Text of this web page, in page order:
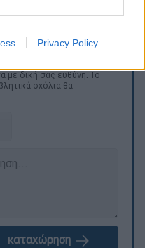
Privacy Policy
με δική σας ευθύνη. Το
σχόλια θα
καταχώρηση